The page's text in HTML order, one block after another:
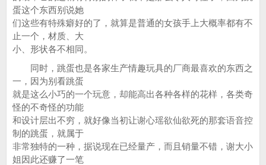
蛋这个东西别说她
们这些有特殊癖好的了，就算是普通的女孩手上大概率都有不
止一个，材质、大
小、形状各不相同。
同时，跳蛋也是各家生产情趣玩具的厂商最喜欢的东西之
一，因为别看跳蛋
就是这么小巧的一个玩意，却能高出各种各样的花样，各类奇
怪的不奇怪的功能
和设计层出不穷，就好像当初让谢心瑶欲仙欲死的那套语音控
制的跳蛋，就属于
非常独特的一种，据说现在已经量产，而且销量不错，谢大小
姐因此还赚了一笔